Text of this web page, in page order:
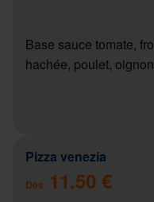
Base sauce tomate,
hachée, poulet,
Pizza venezia
Dès 11.50 €